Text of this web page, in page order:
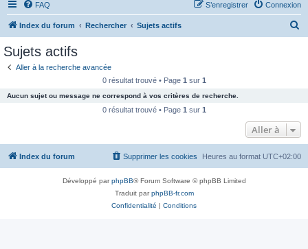
FAQ Connexion
S’enregistrer
Index du forum Rechercher Sujets actifs
c
e
Sujets actifs
Aller à la recherche avancée
0 résultat trouvé • Page 1 sur 1
Aucun sujet ou message ne correspond à vos critères de recherche.
0 résultat trouvé • Page 1 sur 1
Aller à
Index du forum Heures au format UTC+02:00
Supprimer les cookies
Développé parphpBB® Forum Software © phpBB Limited
Traduit parphpBB-fr.com
Confidentialité | Conditions